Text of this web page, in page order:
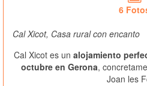
6
Cal Xicot, Casa rural con encanto
Cal Xicot es un alojamiento
octubre en Gerona,
Joan les